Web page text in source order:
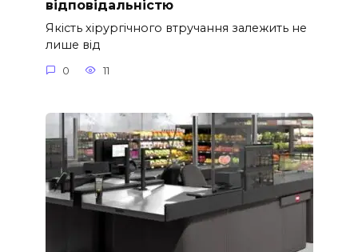
відповідальністю
Якість хірургічного втручання залежить не
лише від
0 11